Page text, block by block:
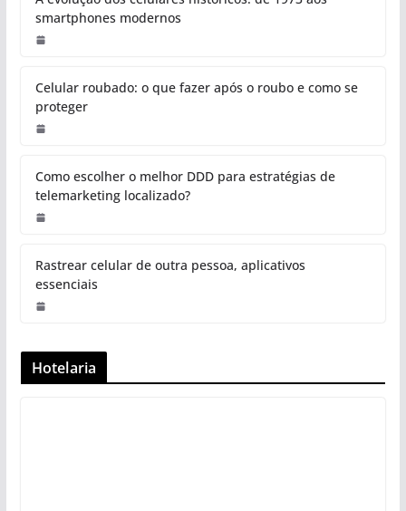
smartphones modernos
Celular roubado: o que fazer após o roubo e como se
proteger
Como escolher o melhor DDD para estratégias de
telemarketing localizado?
Rastrear celular de outra pessoa, aplicativos
essenciais
Hotelaria